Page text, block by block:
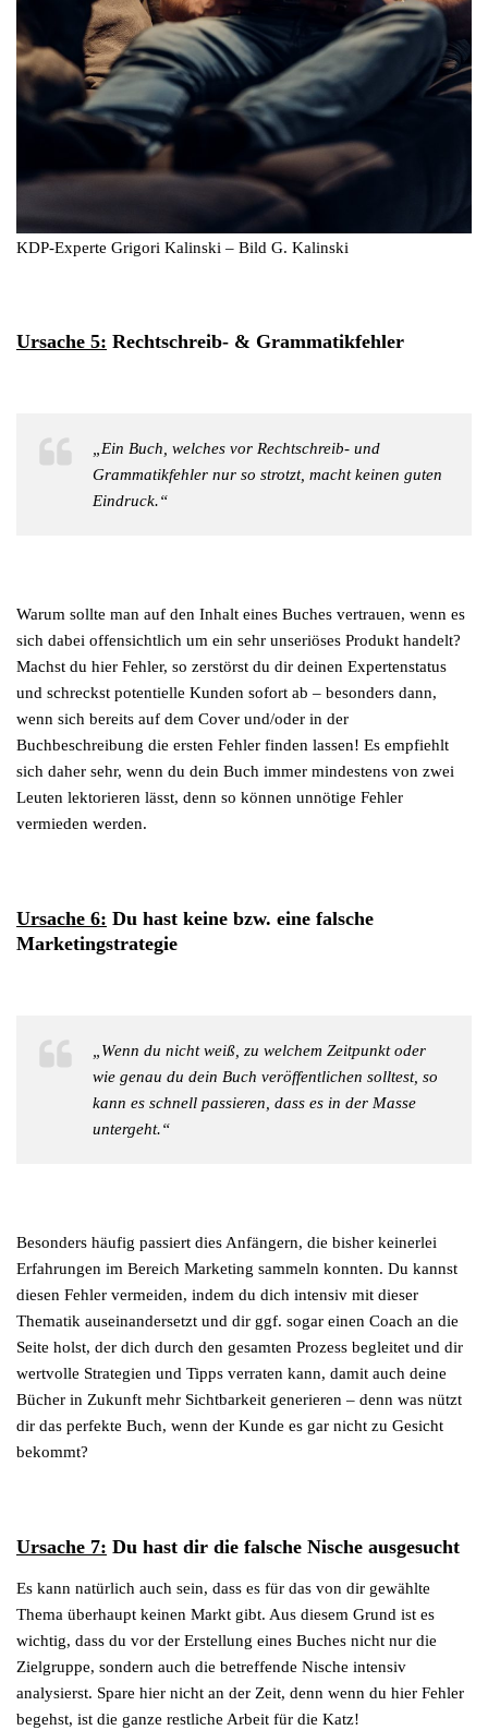
KDP-Experte Grigori Kalinski – Bild G. Kalinski
Ursache 5: Rechtschreib- & Grammatikfehler
„Ein Buch, welches vor Rechtschreib- und
Grammatikfehler nur so strotzt, macht keinen guten
Eindruck.“
Warum sollte man auf den Inhalt eines Buches vertrauen, wenn es
sich dabei offensichtlich um ein sehr unseriöses Produkt handelt?
Machst du hier Fehler, so zerstörst du dir deinen Expertenstatus
und schreckst potentielle Kunden sofort ab – besonders dann,
wenn sich bereits auf dem Cover und/oder in der
Buchbeschreibung die ersten Fehler finden lassen! Es empfiehlt
sich daher sehr, wenn du dein Buch immer mindestens von zwei
Leuten lektorieren lässt, denn so können unnötige Fehler
vermieden werden.
Ursache 6: Du hast keine bzw. eine falsche
Marketingstrategie
„Wenn du nicht weiß, zu welchem Zeitpunkt oder
wie genau du dein Buch veröffentlichen solltest, so
kann es schnell passieren, dass es in der Masse
untergeht.“
Besonders häufig passiert dies Anfängern, die bisher keinerlei
Erfahrungen im Bereich Marketing sammeln konnten. Du kannst
diesen Fehler vermeiden, indem du dich intensiv mit dieser
Thematik auseinandersetzt und dir ggf. sogar einen Coach an die
Seite holst, der dich durch den gesamten Prozess begleitet und dir
wertvolle Strategien und Tipps verraten kann, damit auch deine
Bücher in Zukunft mehr Sichtbarkeit generieren – denn was nützt
dir das perfekte Buch, wenn der Kunde es gar nicht zu Gesicht
bekommt?
Ursache 7: Du hast dir die falsche Nische ausgesucht
Es kann natürlich auch sein, dass es für das von dir gewählte
Thema überhaupt keinen Markt gibt. Aus diesem Grund ist es
wichtig, dass du vor der Erstellung eines Buches nicht nur die
Zielgruppe, sondern auch die betreffende Nische intensiv
analysierst. Spare hier nicht an der Zeit, denn wenn du hier Fehler
begehst, ist die ganze restliche Arbeit für die Katz!